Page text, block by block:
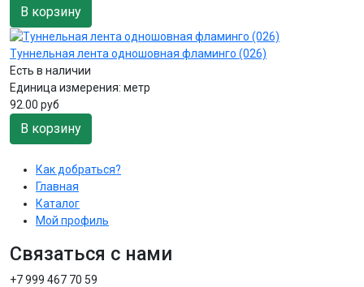
В корзину
Туннельная лента одношовная фламинго (026)
Есть в наличии
Единица измерения: метр
92.00 руб
В корзину
Как добраться?
Главная
Каталог
Мой профиль
Связаться с нами
+7 999 467 70 59